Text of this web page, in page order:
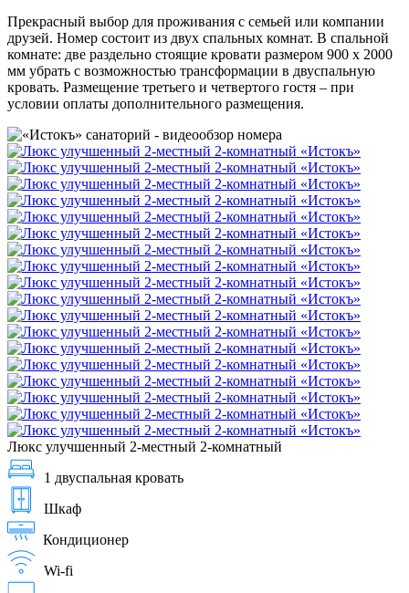
Прекрасный выбор для проживания с семьей или компании
друзей. Номер состоит из двух спальных комнат. В спальной
комнате: две раздельно стоящие кровати размером 900 х 2000
мм убрать с возможностью трансформации в двуспальную
кровать. Размещение третьего и четвертого гостя – при
условии оплаты дополнительного размещения.
Люкс улучшенный 2-местный 2-комнатный
1 двуспальная кровать
Шкаф
Кондиционер
Wi-fi